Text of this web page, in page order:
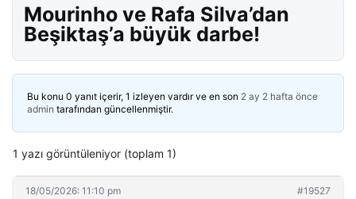
Mourinho ve Rafa Silva’dan
Beşiktaş’a büyük darbe!
Bu konu 0 yanıt içerir, 1 izleyen vardır ve en son 2 ay 2 hafta önce
admin tarafından güncellenmiştir.
1 yazı görüntüleniyor (toplam 1)
18/05/2026: 11:10 pm #19527